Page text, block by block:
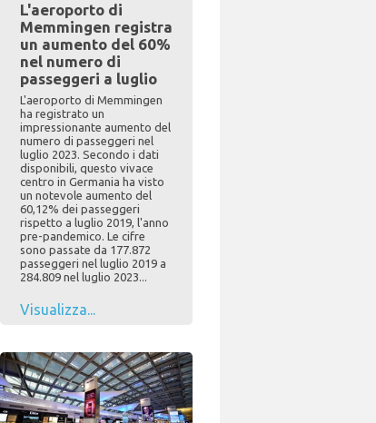
L'aeroporto di
Memmingen registra
un aumento del 60%
nel numero di
passeggeri a luglio
L'aeroporto di Memmingen
ha registrato un
impressionante aumento del
numero di passeggeri nel
luglio 2023. Secondo i dati
disponibili, questo vivace
centro in Germania ha visto
un notevole aumento del
60,12% dei passeggeri
rispetto a luglio 2019, l'anno
pre-pandemico. Le cifre
sono passate da 177.872
passeggeri nel luglio 2019 a
284.809 nel luglio 2023...
Visualizza...